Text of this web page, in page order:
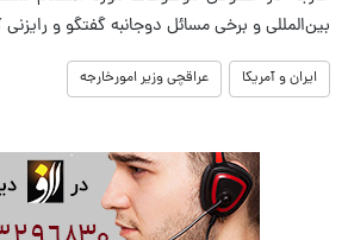
بین‌المللی و برخی مسائل دوجانبه گفتگو و رایزنی
ایران و آمریکا عراقچی وزیر امورخارجه